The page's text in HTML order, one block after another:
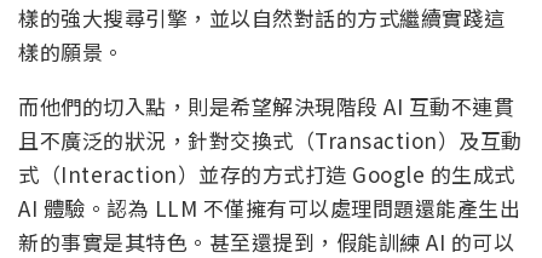
樣的強大搜尋引擎，並以自然對話的方式繼續實踐這
樣的願景。
而他們的切入點，則是希望解決現階段 AI 互動不連貫
且不廣泛的狀況，針對交換式（Transaction）及互動
式（Interaction）並存的方式打造 Google 的生成式
AI 體驗。認為 LLM 不僅擁有可以處理問題還能產生出
新的事實是其特色。甚至還提到，假能訓練 AI 的可以